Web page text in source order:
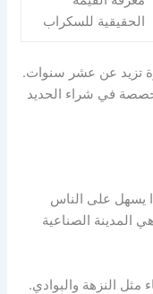
الحقيقية للسكراب
تزيد عن عشر سنوات.
في شراء الحديد
يسهل على الناس
المدينة الصناعية
النزهة والبوادي.